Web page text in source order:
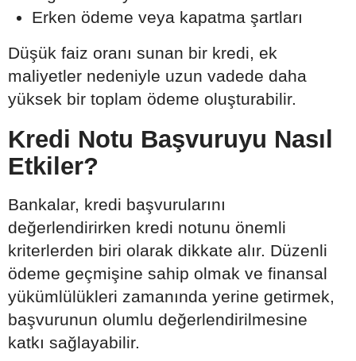
Erken ödeme veya kapatma şartları
Düşük faiz oranı sunan bir kredi, ek
maliyetler nedeniyle uzun vadede daha
yüksek bir toplam ödeme oluşturabilir.
Kredi Notu Başvuruyu Nasıl
Etkiler?
Bankalar, kredi başvurularını
değerlendirirken kredi notunu önemli
kriterlerden biri olarak dikkate alır. Düzenli
ödeme geçmişine sahip olmak ve finansal
yükümlülükleri zamanında yerine getirmek,
başvurunun olumlu değerlendirilmesine
katkı sağlayabilir.